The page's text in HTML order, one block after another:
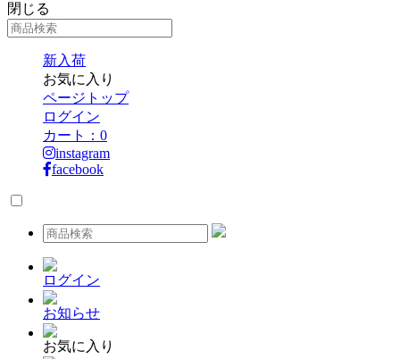
閉じる
新入荷
お気に入り
ページトップ
ログイン
カート： 0
instagram
facebook
ログイン
お知らせ
お気に入り